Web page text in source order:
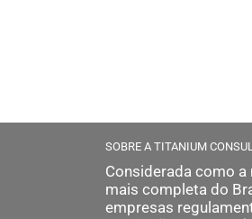
SOBRE A TITANIUM
Considerada como a
mais completa do
empresas